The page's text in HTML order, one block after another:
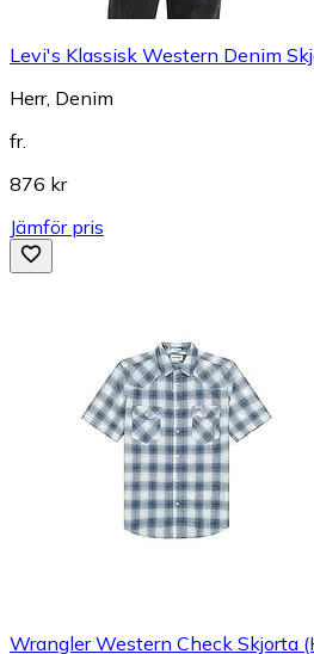
Levi's Klassisk Western Denim
Herr, Denim
fr.
876 kr
Jämför pris
Wrangler Western Check Skjorta